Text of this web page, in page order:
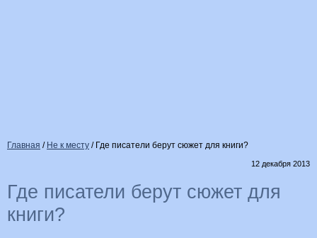
Главная / Не к месту / Где писатели берут сюжет для книги?
12 декабря 2013
Где писатели берут сюжет для
книги?